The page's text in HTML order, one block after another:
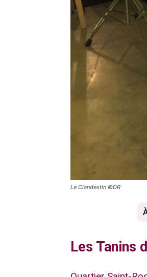
Le Clandestin ©DR
Les Tanins